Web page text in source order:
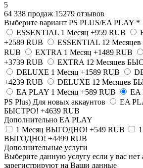
5
64 338 продаж 15279 отзывов
Выберите вариант PS PLUS/EA PLAY *
ESSENTIAL 1 Месяц +959 RUB
+2589 RUB
ESSENTIAL 12
RUB
EXTRA 1 Месяц +1489 RUB
+3739 RUB
EXTRA 12 Месяцев
DELUXE 1 Месяц +1589 RUB
+4239 RUB
DELUXE 12 Месяцев
EA PLAY 1 Месяц +589 RUB
EA
PS Plus) Для новых аккаунтов
EA
БЫСТРО! +4639 RUB
Дополнительно EA PLAY
1 Месяц ВЫГОДНО! +549 RUB
ВЫГОДНО! +4499 RUB
Дополнительные услуги
Выберите данную услугу если у вас нет
зарегистрируют на Ваши данные